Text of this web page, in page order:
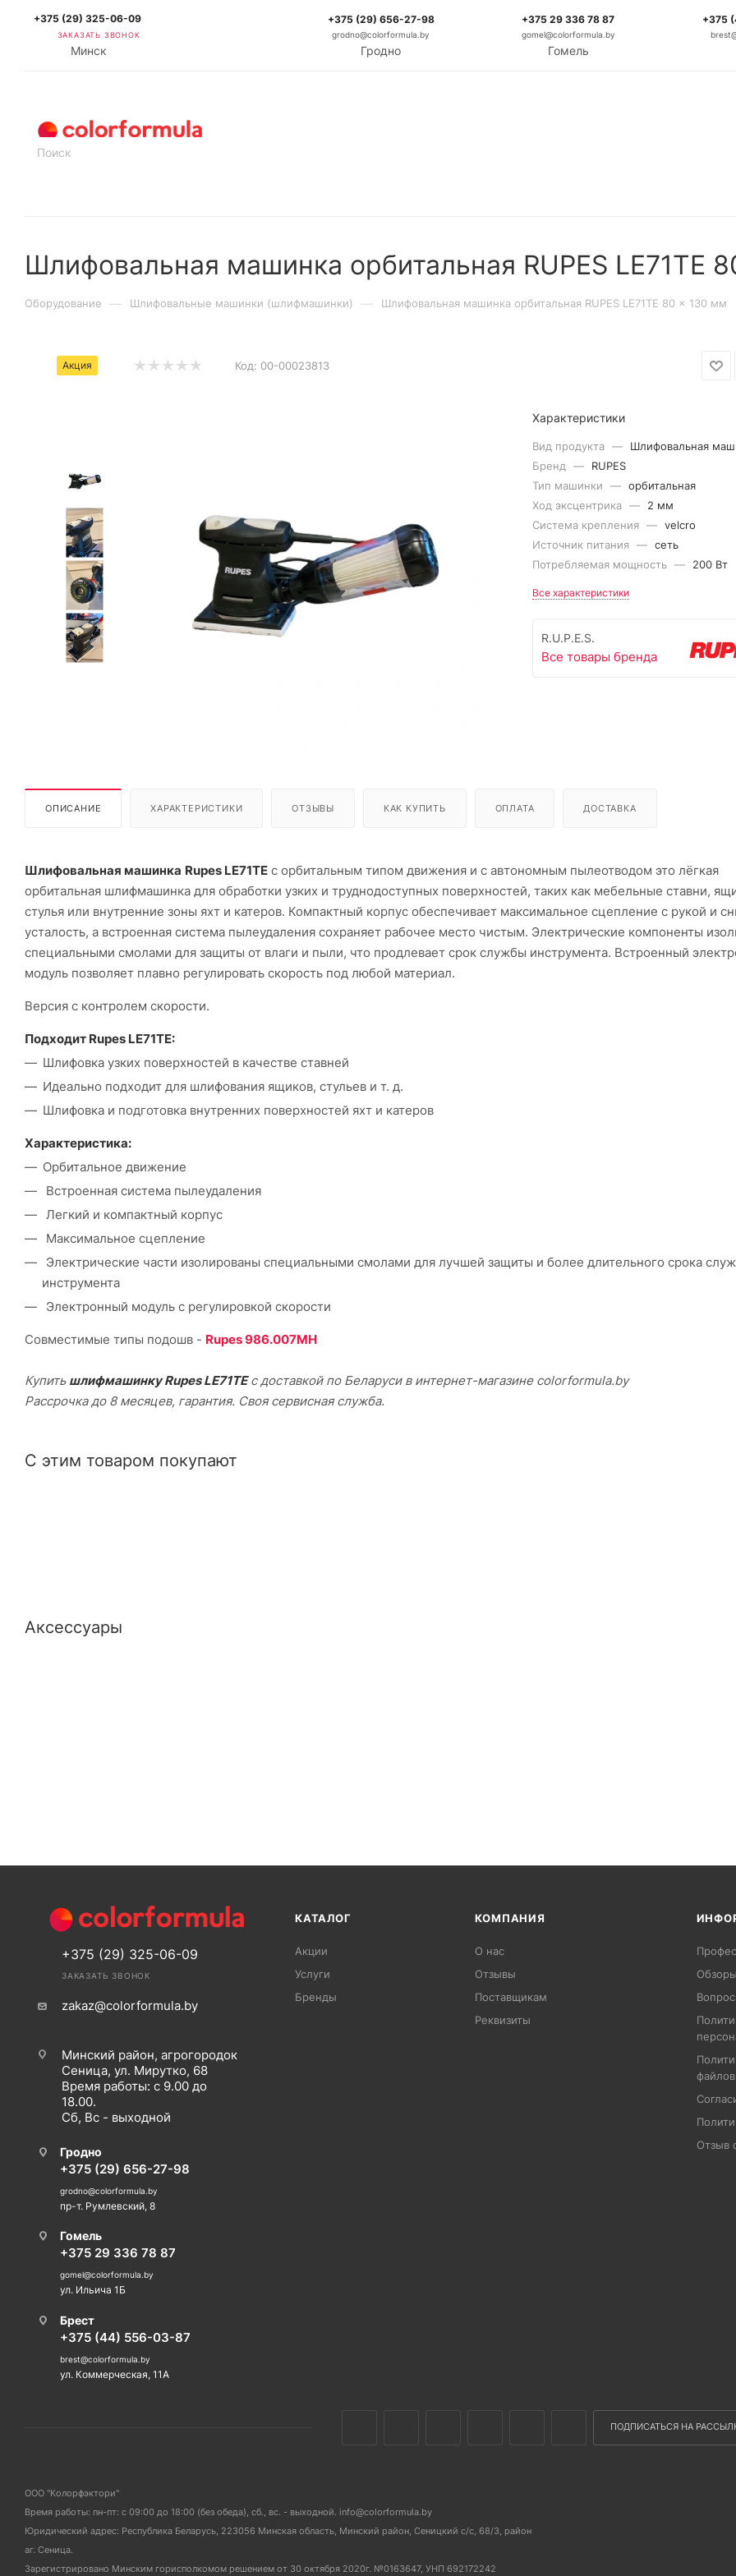
+375 (29) 325-06-09
ЗАКАЗАТЬ ЗВОНОК
Минск
+375 (29) 656-27-98
grodno@colorformula.by
Гродно
+375 29 336 78 87
gomel@colorformula.by
Гомель
+375
Шлифовальная машинка орбитальная RUPES LE71TE
Оборудование — Шлифовальные машинки (шлифмашинки) — Шлифовальная машинка орбитальная RUPES LE71TE 80 x 130 мм
Акция Код: 00-00023813
Характеристики
Вид продукта —
Шлифовальная
Бренд
—
RUPES
Тип машинки
— орбитальная
Ход эксцентрика —
2 мм
Система крепления — velcro
Источник питания — сеть
Потребляемая мощность — 200 Вт
Все характеристики
R.U.P.E.S.
Все товары бренда
ОПИСАНИЕ ХАРАКТЕРИСТИКИ ОТЗЫВЫ КАК КУПИТЬ ОПЛАТА ДОСТАВКА
Шлифовальная машинка Rupes LE71TE с орбитальным типом движения и с автономным пылеотводом это лёгкая
орбитальная шлифмашинка для обработки узких и труднодоступных поверхностей, таких как мебельные ставни,
стулья или внутренние зоны яхт и катеров. Компактный корпус обеспечивает максимальное сцепление с рукой и
усталость, а встроенная система пылеудаления сохраняет рабочее место чистым. Электрические компоненты
специальными смолами для защиты от влаги и пыли, что продлевает срок службы инструмента. Встроенный
модуль позволяет плавно регулировать скорость под любой материал.
Версия с контролем скорости.
Подходит Rupes LE71TE:
Шлифовка узких поверхностей в качестве ставней
Идеально подходит для шлифования ящиков, стульев и т. д.
Шлифовка и подготовка внутренних поверхностей яхт и катеров
Характеристика:
Орбитальное движение
Встроенная система пылеудаления
Легкий и компактный корпус
Максимальное сцепление
Электрические части изолированы специальными смолами для лучшей защиты и более длительного срока
инструмента
Электронный модуль с регулировкой скорости
Совместимые типы подошв - Rupes 986.007MH
Купить шлифмашинку Rupes LE71TEс доставкой по Беларуси в интернет-магазине colorformula.by
Рассрочка до 8 месяцев, гарантия. Своя сервисная служба.
С этим товаром покупают
Аксессуары
+375 (29) 325-06-09
ЗАКАЗАТЬ ЗВОНОК
zakaz@colorformula.by
Минский район, агрогородок
Сеница, ул. Мирутко, 68
Время работы: с 9.00 до
18.00.
Сб, Вс - выходной
Гродно
+375 (29) 656-27-98
grodno@colorformula.by
пр-т. Румлевский, 8
Гомель
+375 29 336 78 87
gomel@colorformula.by
ул. Ильича 1Б
Брест
+375 (44) 556-03-87
brest@colorformula.by
ул. Коммерческая, 11А
КАТАЛОГ
Акции
Услуги
Бренды
КОМПАНИЯ
О нас
Отзывы
Поставщикам
Реквизиты
Отзыв
ПОДПИСАТЬСЯ НА
ООО "Колорфэктори"
Время работы: пн-пт: с 09:00 до 18:00 (без обеда), сб., вс. - выходной. info@colorformula.by
Юридический адрес: Республика Беларусь, 223056 Минская область, Минский район, Сеницкий с/с, 68/3, район
аг. Сеница.
Зарегистрировано Минским горисполкомом решением от 30 октября 2020г. №0163647, УНП 692172242